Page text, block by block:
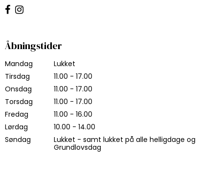
Åbningstider
Mandag
Lukket
Tirsdag
11.00 - 17.00
Onsdag
11.00 - 17.00
Torsdag
11.00 - 17.00
Fredag
11.00 - 16.00
Lørdag
10.00 - 14.00
Søndag
Lukket - samt lukket på alle helligdage og
Grundlovsdag